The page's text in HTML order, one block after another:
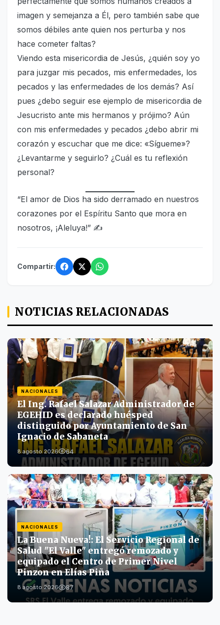
imagen y semejanza a Él, pero también sabe que
somos débiles ante quien nos perturba y nos
hace cometer faltas?
Viendo esta misericordia de Jesús, ¿quién soy yo
para juzgar mis pecados, mis enfermedades, los
pecados y las enfermedades de los demás? Así
pues ¿debo seguir ese ejemplo de misericordia de
Jesucristo ante mis hermanos y prójimo? Aún
con mis enfermedades y pecados ¿debo abrir mi
corazón y escuchar que me dice: «Sígueme»?
¿Levantarme y seguirlo? ¿Cuál es tu reflexión
personal?
“El amor de Dios ha sido derramado en nuestros
corazones por el Espíritu Santo que mora en
nosotros, ¡Aleluya!” ✍
Compartir:
NOTICIAS RELACIONADAS
NACIONALES
El Ing. Rafael Salazar Administrador de
EGEHID es declarado huésped
distinguido por Ayuntamiento de San
Ignacio de Sabaneta
8 agosto 2026 64
NACIONALES
La Buena Nueva!: El Servicio Regional de
Salud "El Valle" entregó remozado y
equipado el Centro de Primer Nivel
Pinzon en Elías Piña
8 agosto 2026 87